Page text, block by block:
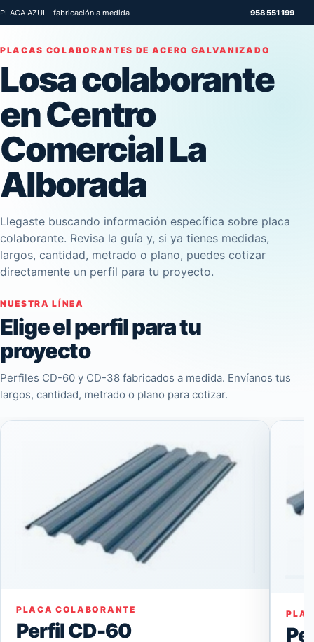
PLACA AZUL · fabricación a medida 958 551 199
PLACAS COLABORANTES DE ACERO GALVANIZADO
Losa colaborante
en Centro
Comercial La
Alborada
Llegaste buscando información específica sobre placa
colaborante. Revisa la guía y, si ya tienes medidas,
largos, cantidad, metrado o plano, puedes cotizar
directamente un perfil para tu proyecto.
NUESTRA LÍNEA
Elige el perfil para tu
proyecto
Perfiles CD-60 y CD-38 fabricados a medida. Envíanos tus
largos, cantidad, metrado o plano para cotizar.
PLACA COLABORANTE
Perfil CD-60